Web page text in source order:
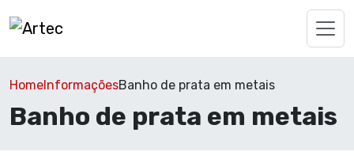
HomeInformaçõesBanho de prata em metais
Banho de prata em metais